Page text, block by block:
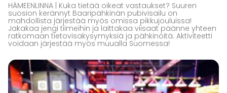
HÄMEENLINNA | Kuka tietää oikeat vastaukset? Suuren
suosion kerännyt Baaripähkinän pubivisailu on
mahdollista järjestää myös omissa pikkujouluissa!
Jakakaa jengi tiimeihin ja laittakaa viisaat päänne yhteen
ratkomaan tietovisakysymyksiä ja pähkinöitä. Aktiviteetti
voidaan järjestää myös muualla Suomessa!